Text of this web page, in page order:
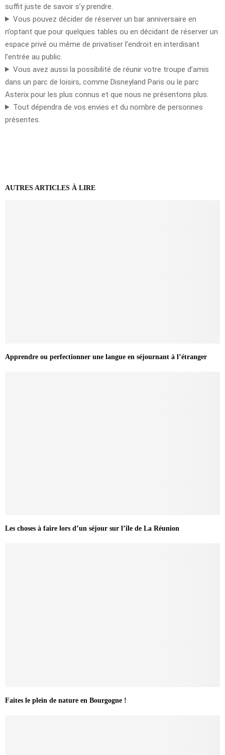
suffit juste de savoir s’y prendre.
Vous pouvez décider de réserver un bar anniversaire en
n’optant que pour quelques tables ou en décidant de réserver un
espace privé ou même de privatiser l’endroit en interdisant
l’entrée au public.
Vous avez aussi la possibilité de réunir votre troupe d’amis
dans un parc de loisirs, comme Disneyland Paris ou le parc
Asterix pour les plus connus et que nous ne présentons plus.
Tout dépendra de vos envies et du nombre de personnes
présentes.
AUTRES ARTICLES À LIRE
Apprendre ou perfectionner une langue en séjournant à l’étranger
Les choses à faire lors d’un séjour sur l’île de La Réunion
Faites le plein de nature en Bourgogne !